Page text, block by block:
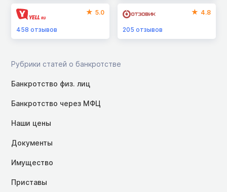
5.0
458 отзывов
4.8
205отзывов
Рубрики статей о банкротстве
Банкротство физ. лиц
Банкротство через МФЦ
Наши цены
Документы
Имущество
Приставы